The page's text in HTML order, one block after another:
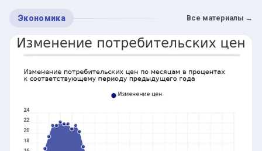
Экономика Все материалы →